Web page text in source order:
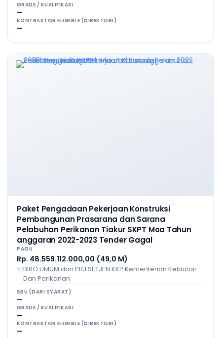
GRADE / KUALIFIKASI
—
KONTRAKTOR ELIGIBLE (DIREKTORI)
—
Paket Pengadaan Pekerjaan Konstruksi
Pembangunan Prasarana dan Sarana
Pelabuhan Perikanan Tiakur SKPT Moa Tahun
anggaran 2022-2023 Tender Gagal
PAGU
Rp. 48.559.112.000,00 (49,0 M)
BIRO UMUM dan PBJ SETJEN KKP Kementerian Kelautan
Dan Perikanan
SBU (DARI SYARAT)
—
GRADE / KUALIFIKASI
—
KONTRAKTOR ELIGIBLE (DIREKTORI)
—